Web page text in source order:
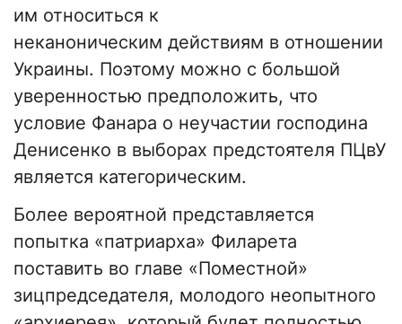
им относиться к
неканоническим действиям в отношении
Украины. Поэтому можно с большой
уверенностью предположить, что
условие Фанара о неучастии господина
Денисенко в выборах предстоятеля ПЦвУ
является категорическим.
Более вероятной представляется
попытка «патриарха» Филарета
поставить во главе «Поместной»
зицпредседателя, молодого неопытного